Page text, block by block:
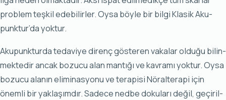
prob­lem teş­kil ede­bi­lir­ler. Oy­sa böy­le bir bil­gi Kla­sik Aku­
punk­tur’da yok­tur.
Aku­punk­tur­da te­da­vi­ye di­renç gös­te­ren va­ka­lar ol­du­ğu bi­lin­
mek­te­dir an­cak bo­zu­cu alan man­tı­ğı ve kav­ra­mı yok­tur. Oy­sa
bo­zu­cu ala­nın eli­mi­nas­yo­nu ve te­ra­pi­si Nö­ral­te­ra­pi için
önem­li bir yak­la­şım­dır. Sa­de­ce ned­be do­ku­la­rı de­ğil, ge­çi­ril­